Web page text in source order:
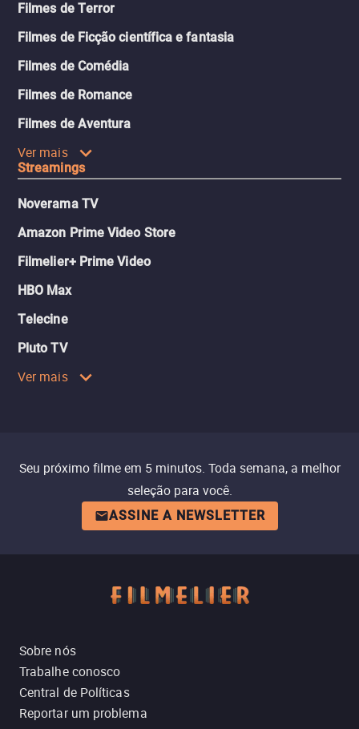
Filmes de Terror
Filmes de Ficção científica e fantasia
Filmes de Comédia
Filmes de Romance
Filmes de Aventura
Ver mais
Streamings
Noverama TV
Amazon Prime Video Store
Filmelier+ Prime Video
HBO Max
Telecine
Pluto TV
Ver mais
Seu próximo filme em 5 minutos. Toda semana, a melhor
seleção para você.
ASSINE A NEWSLETTER
Sobre nós
Trabalhe conosco
Central de Políticas
Reportar um problema